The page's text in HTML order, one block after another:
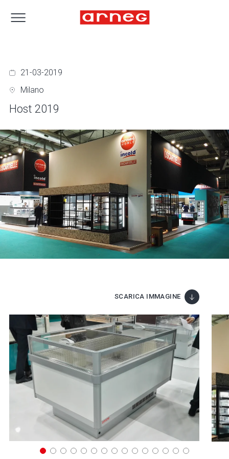
21-03-2019
Milano
Host 2019
SCARICA IMMAGINE